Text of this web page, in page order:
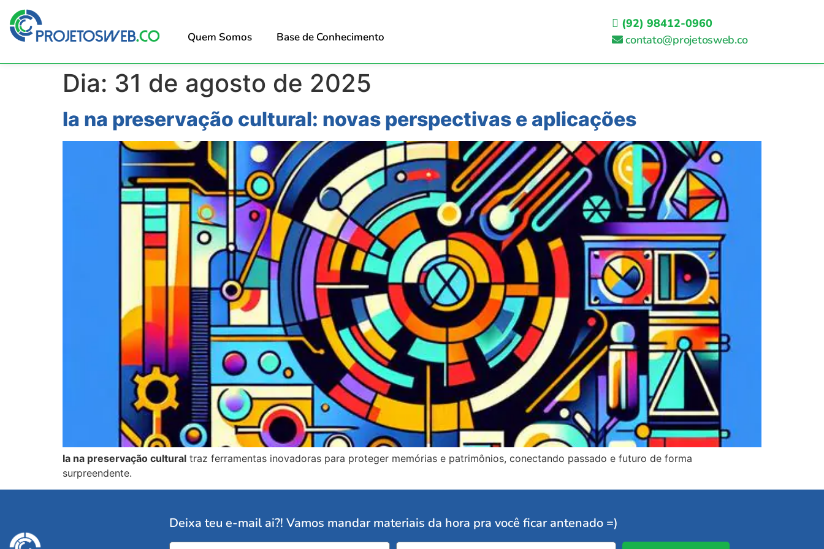
Quem Somos Base de Conhecimento
(92) 98412-0960
contato@projetosweb.co
Dia: 31 de agosto de 2025
Ia na preservação cultural: novas perspectivas e aplicações
Ia na preservação cultural traz ferramentas inovadoras para proteger memórias e patrimônios, conectando passado e futuro de forma
surpreendente.
Deixa teu e-mail ai?! Vamos mandar materiais da hora pra você ficar antenado =)